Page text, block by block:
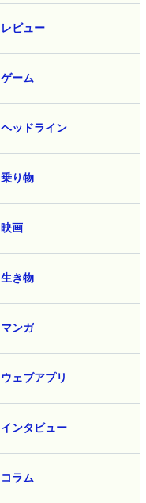
レビュー
ゲーム
ヘッドライン
乗り物
映画
生き物
マンガ
ウェブアプリ
インタビュー
コラム